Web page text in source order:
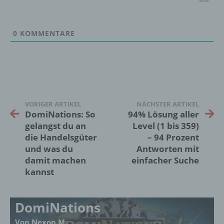
0 KOMMENTARE
VORIGER ARTIKEL
DomiNations: So
gelangst du an
die Handelsgüter
und was du
damit machen
kannst
NÄCHSTER ARTIKEL
94% Lösung aller
Level (1 bis 359)
– 94 Prozent
Antworten mit
einfacher Suche
DomiNations
Von Nexon M
der Europäischen Union geltenden
Datenschutzgesetze und anderer Bestimmungen
18069 Lambrechtshagen
DE
Cookies / SessionStorage / LocalStorage
genannte Cookies, LocalStorage und
SessionStorage. Dies dient dazu, unser Angebot
nutzerfreundlicher, effektiver und sicherer zu